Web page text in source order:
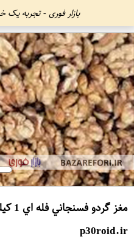
بازار فوری - تجربه
مغز گردو فسنجاني فله اي 1 کیلوگرم
p30roid.ir